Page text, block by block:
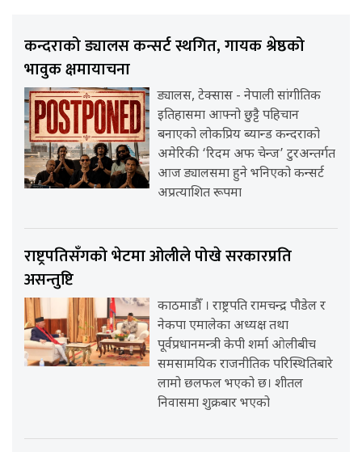
कन्दराको ड्यालस कन्सर्ट स्थगित, गायक श्रेष्ठको
भावुक क्षमायाचना
ड्यालस, टेक्सास - नेपाली सांगीतिक
इतिहासमा आफ्नो छुट्टै पहिचान
बनाएको लोकप्रिय ब्यान्ड कन्दराको
अमेरिकी ‘रिदम अफ चेन्ज’ टुरअन्तर्गत
आज ड्यालसमा हुने भनिएको कन्सर्ट
अप्रत्याशित रूपमा
राष्ट्रपतिसँगको भेटमा ओलीले पोखे सरकारप्रति
असन्तुष्टि
काठमाडौँ । राष्ट्रपति रामचन्द्र पौडेल र
नेकपा एमालेका अध्यक्ष तथा
पूर्वप्रधानमन्त्री केपी शर्मा ओलीबीच
समसामयिक राजनीतिक परिस्थितिबारे
लामो छलफल भएको छ। शीतल
निवासमा शुक्रबार भएको